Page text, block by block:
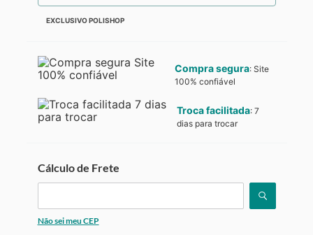
EXCLUSIVO POLISHOP
Compra segura: Site
100% confiável
Troca facilitada: 7
dias para trocar
Cálculo de Frete
Não sei meu CEP